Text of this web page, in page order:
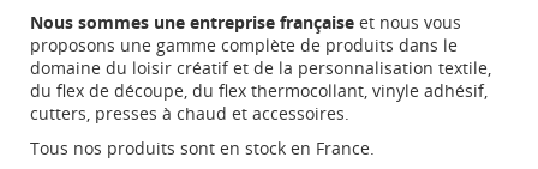
Nous sommes une entreprise française et nous vous
proposons une gamme complète de produits dans le
domaine du loisir créatif et de la personnalisation textile,
du flex de découpe, du flex thermocollant, vinyle adhésif,
cutters, presses à chaud et accessoires.
Tous nos produits sont en stock en France.